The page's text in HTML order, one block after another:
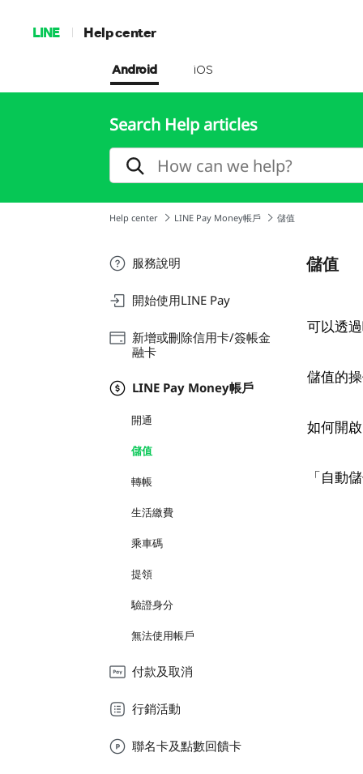
LINE Help center
Android iOS
Search Help articles
Help center LINE Pay Money帳戶 儲值
服務說明
開始使用LINE Pay
新增或刪除信用卡/簽帳金
融卡
LINE Pay Money帳戶
開通
儲值
轉帳
生活繳費
乘車碼
提領
驗證身分
無法使用帳戶
付款及取消
行銷活動
聯名卡及點數回饋卡
儲值
可以透
儲值的
如何開
「自動